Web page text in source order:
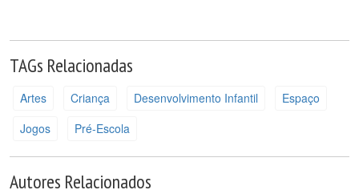
TAGs Relacionadas
Artes Criança Desenvolvimento Infantil
Espaço
Jogos
Pré-Escola
Autores Relacionados